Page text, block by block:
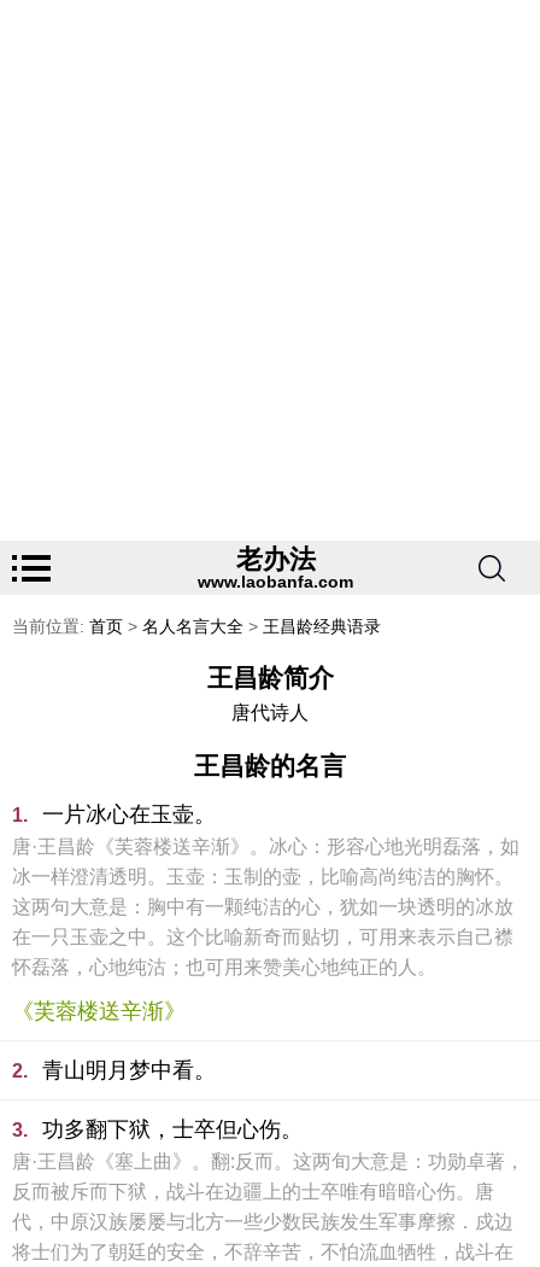
老办法
www.laobanfa.com
当前位置: 首页 > 名人名言大全 > 王昌龄经典语录
王昌龄简介
唐代诗人
王昌龄的名言
1. 一片冰心在玉壶。
唐·王昌龄《芙蓉楼送辛渐》。冰心：形容心地光明磊落，如
冰一样澄清透明。玉壶：玉制的壶，比喻高尚纯洁的胸怀。
这两句大意是：胸中有一颗纯洁的心，犹如一块透明的冰放
在一只玉壶之中。这个比喻新奇而贴切，可用来表示自己襟
怀磊落，心地纯沽；也可用来赞美心地纯正的人。
《芙蓉楼送辛渐》
2. 青山明月梦中看。
3. 功多翻下狱，士卒但心伤。
唐·王昌龄《塞上曲》。翻:反而。这两旬大意是：功勋卓著，
反而被斥而下狱，战斗在边疆上的士卒唯有暗暗心伤。唐
代，中原汉族屡屡与北方一些少数民族发生军事摩擦．戍边
将士们为了朝廷的安全，不辞辛苦，不怕流血牺牲，战斗在